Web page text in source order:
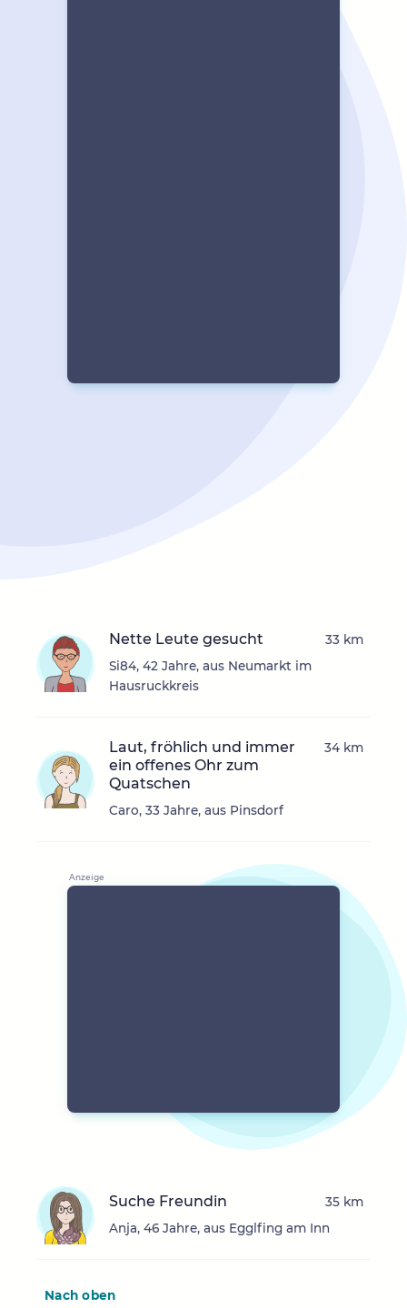
Nette Leute gesucht
Si84, 42 Jahre, aus Neumarkt im
Hausruckkreis
33 km
Laut, fröhlich und immer
ein offenes Ohr zum
Quatschen
Caro, 33 Jahre, aus Pinsdorf
34 km
Suche Freundin
Anja, 46 Jahre, aus Egglfing am Inn
35 km
Nach oben